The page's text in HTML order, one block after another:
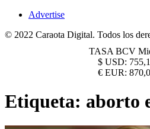
Advertise
© 2022 Caraota Digital. Todos los
TASA BCV
$ USD:
€ EUR:
Etiqueta: aborto